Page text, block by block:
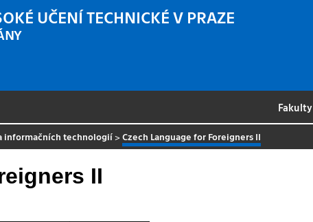
UČENÍ TECHNICKÉ V PRAZE
Fakulty
informačních technologií >Czech Language for Foreigners II
II